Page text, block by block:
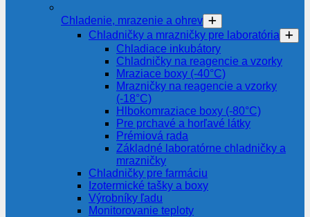
Chladenie, mrazenie a ohrev
Chladničky a mrazničky pre laboratória
Chladiace inkubátory
Chladničky na reagencie a vzorky
Mraziace boxy (-40°C)
Mrazničky na reagencie a vzorky
(-18°C)
Hlbokomraziace boxy (-80°C)
Pre prchavé a horľavé látky
Prémiová rada
Základné laboratórne chladničky a
mrazničky
Chladničky pre farmáciu
Izotermické tašky a boxy
Výrobníky ľadu
Monitorovanie teploty